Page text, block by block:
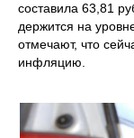
составила 63,81
держится на
отмечают, что
инфляцию.